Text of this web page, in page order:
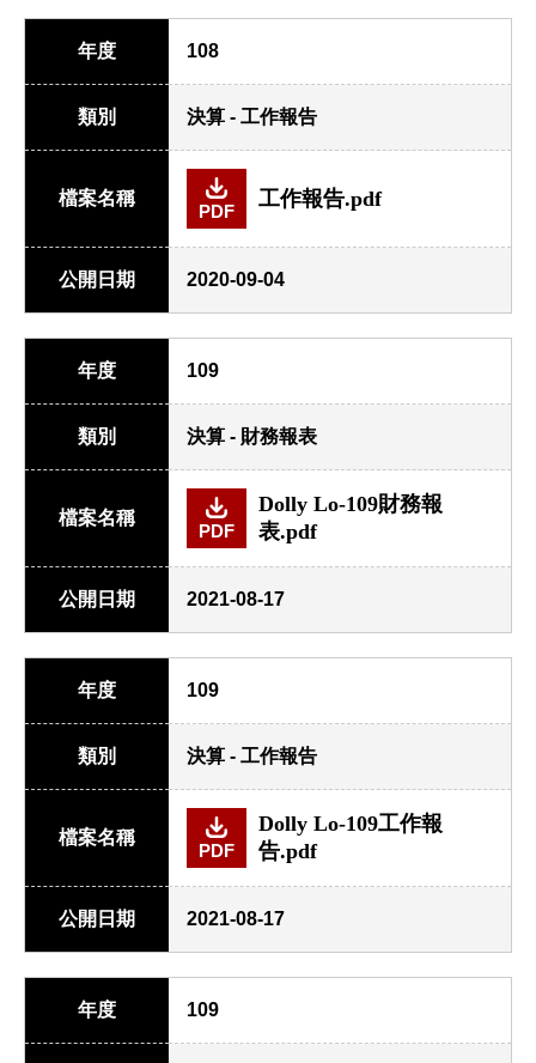
年度 108
類別 決算 - 工作報告
檔案名稱
PDF
工作報告.pdf
公開日期 2020-09-04
年度 109
類別 決算 - 財務報表
檔案名稱
PDF
Dolly Lo-109財務報
表.pdf
公開日期 2021-08-17
年度 109
類別 決算 - 工作報告
檔案名稱
PDF
Dolly Lo-109工作報
告.pdf
公開日期 2021-08-17
年度 109